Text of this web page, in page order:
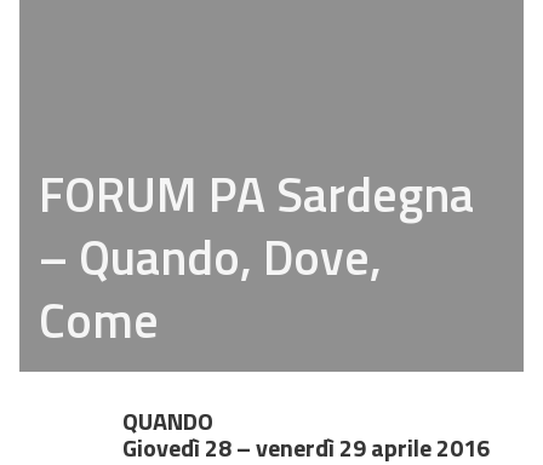
FORUM PA Sardegna
– Quando, Dove,
Come
QUANDO
Giovedì 28 – venerdì 29 aprile 2016